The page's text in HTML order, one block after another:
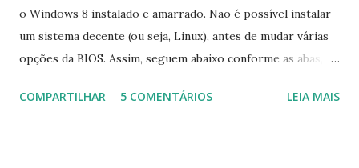
o Windows 8 instalado e amarrado. Não é possível instalar
um sistema decente (ou seja, Linux), antes de mudar várias
opções da BIOS. Assim, seguem abaixo conforme as abas, a
Na inicialização aperte F2 para acessar a BIOS e então faça
COMPARTILHAR 5 COMENTÁRIOS LEIA MAIS